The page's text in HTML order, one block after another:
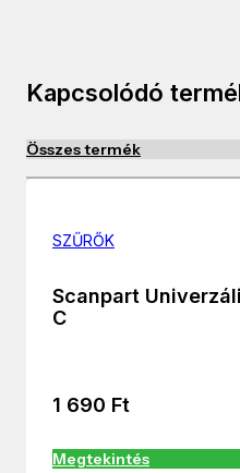
Kapcsolódó
Összes termék
SZŰRŐK
Scanpart
C
1 690 Ft
Megtekintés